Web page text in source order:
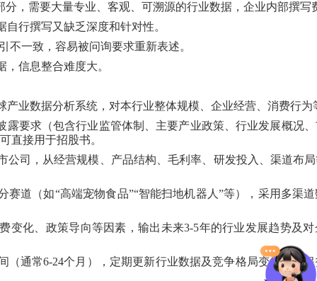
，需要大量专业、客观、可溯源的行业数据，企业内部撰写
行撰写又缺乏深度和针对性。
不一致，容易被问询要求重新表述。
信息整合难度大。
业数据分析系统，对本行业整体规模、企业经营、消费行
露要求（包含行业监管体制、主要产业政策、行业发展概况
直接用于招股书。
公司，从经营规模、产品结构、毛利率、研发投入、渠道布
赛道（如“高端宠物食品”“智能扫地机器人”等），采用多渠
变化、政策导向等因素，输出未来3-5年的行业发展趋势及
（通常6-24个月），定期更新行业数据及竞争格局变化，确